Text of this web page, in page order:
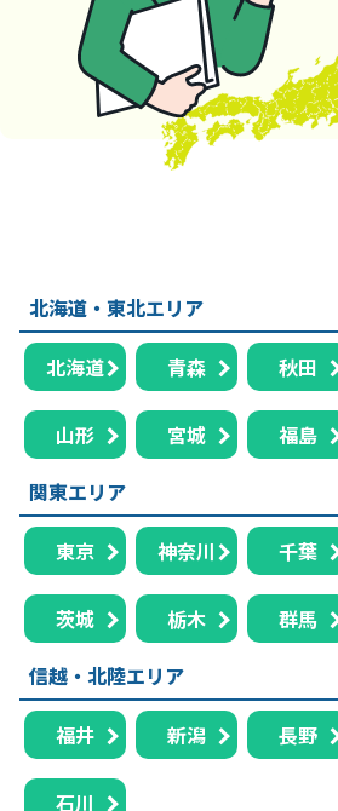
北海道・東北エリア
北海道 青森 秋田
山形 宮城
福島
関東エリア
東京 神奈川 千葉
茨城 栃木 群馬
信越・北陸エリア
福井 新潟 長野
石川